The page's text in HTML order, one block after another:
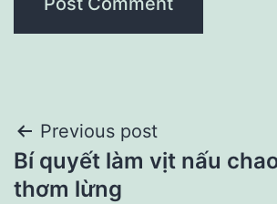
Post
navigation
Previous post
Bí quyết làm vịt nấu
thơm lừng